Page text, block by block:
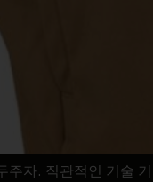
주자. 직관적인 기술